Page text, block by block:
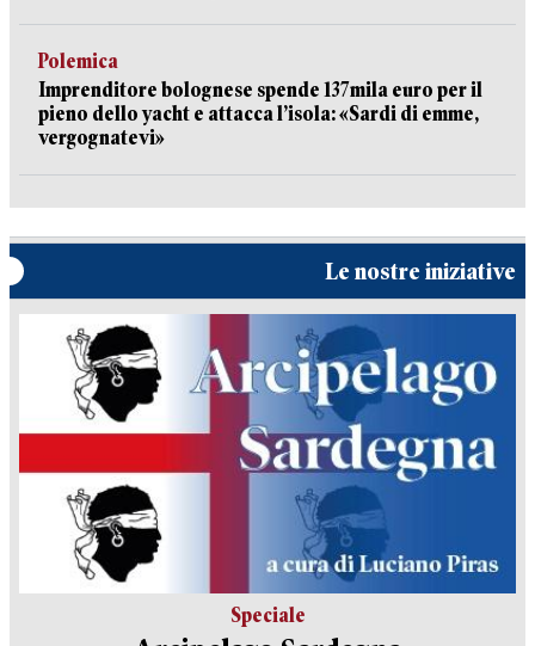
Polemica
Imprenditore bolognese spende 137mila euro per il
pieno dello yacht e attacca l’isola: «Sardi di emme,
vergognatevi»
Le nostre iniziative
Speciale